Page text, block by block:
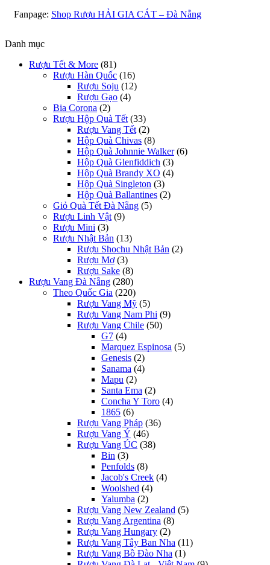
Fanpage: Shop Rượu HẢI GIA CÁT – Đà Nẵng
Danh mục
Rượu Tết & More (81)
Rượu Hàn Quốc (16)
Rượu Soju (12)
Rượu Gạo (4)
Bia Corona (2)
Rượu Hộp Quà Tết (33)
Rượu Vang Tết (2)
Hộp Quà Chivas (8)
Hộp Quà Johnnie Walker (6)
Hộp Quà Glenfiddich (3)
Hộp Quà Brandy XO (4)
Hộp Quà Singleton (3)
Hộp Quà Ballantines (2)
Giỏ Quà Tết Đà Nẵng (5)
Rượu Linh Vật (9)
Rượu Mini (3)
Rượu Nhật Bản (13)
Rượu Shochu Nhật Bản (2)
Rượu Mơ (3)
Rượu Sake (8)
Rượu Vang Đà Nẵng (280)
Theo Quốc Gia (220)
Rượu Vang Mỹ (5)
Rượu Vang Nam Phi (9)
Rượu Vang Chile (50)
G7 (4)
Marquez Espinosa (5)
Genesis (2)
Sanama (4)
Mapu (2)
Santa Ema (2)
Concha Y Toro (4)
1865 (6)
Rượu Vang Pháp (36)
Rượu Vang Ý (46)
Rượu Vang ÚC (38)
Bin (3)
Penfolds (8)
Jacob's Creek (4)
Woolshed (4)
Yalumba (2)
Rượu Vang New Zealand (5)
Rượu Vang Argentina (8)
Rượu Vang Hungary (2)
Rượu Vang Tây Ban Nha (11)
Rượu Vang Bồ Đào Nha (1)